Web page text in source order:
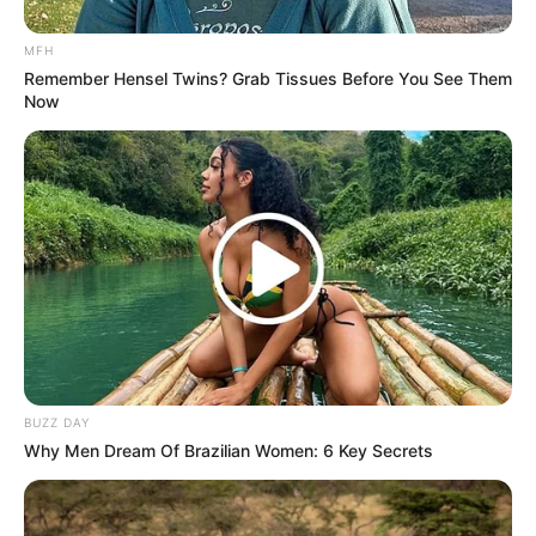
MFH
Remember Hensel Twins? Grab Tissues Before You See Them
Now
BUZZ DAY
Why Men Dream Of Brazilian Women: 6 Key Secrets